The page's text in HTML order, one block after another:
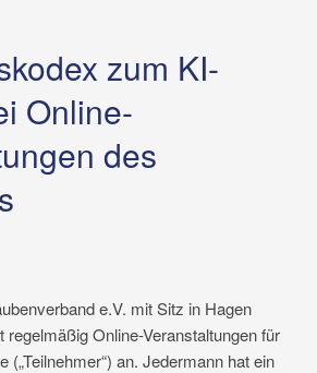
zum KI-
Online-
des
e.V. mit Sitz in Hagen
regelmäßig Online-Veranstaltungen für
(„Teilnehmer“) an. Jedermann hat ein